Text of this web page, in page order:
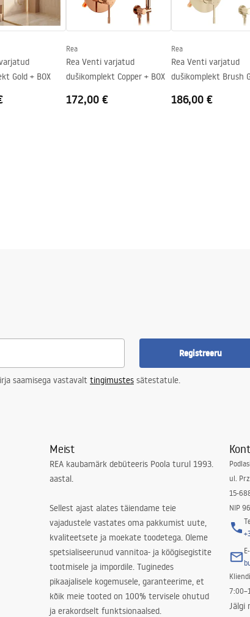
Gold + BOX
Rea
Rea Venti varjatud
dušikomplekt Copper + BOX
172,00 €
Rea
Rea Venti varjatud
dušikomplekt Brush
186,00 €
Registreeru
saamisega vastavalt tingimustes sätestatule.
Meist
REA kaubamärk debüteeris Poola turul 1993.
aastal.
Sellest ajast alates täiendame teie
vajadustele vastates oma pakkumist uute,
kvaliteetsete ja moekate toodetega. Oleme
spetsialiseerunud vannitoa- ja köögisegistite
tootmisele ja impordile. Tuginedes
pikaajalisele kogemusele, garanteerime, et
kõik meie tooted on 100% tervisele ohutud
ja erakordselt funktsionaalsed.
ul.
15-
NIP
Jälgi